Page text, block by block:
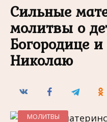
Сильные
молитвы о
Богородице
Николаю
МОЛИТВЫ